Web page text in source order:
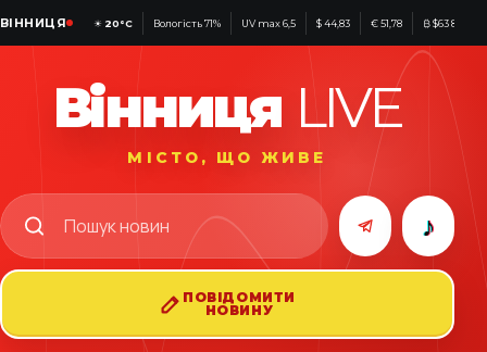
ВІННИЦЯ ☀ 20°C Вологість 71% UV max 6,5 $ 44,83 € 51,78 ₿ $63 867
Вінниця LIVE
МІСТО, ЩО ЖИВЕ
♪
ПОВІДОМИТИ
НОВИНУ